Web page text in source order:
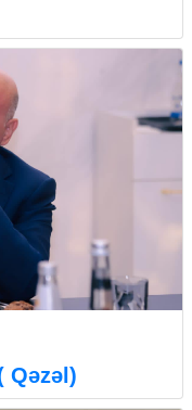
Qəzəl)